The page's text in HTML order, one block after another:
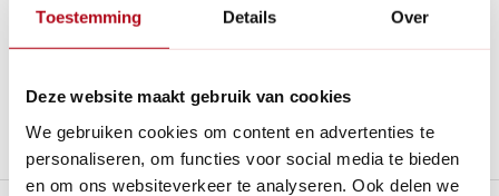
Toestemming Details Over
Deze website maakt gebruik van cookies
We gebruiken cookies om content en advertenties te
personaliseren, om functies voor social media te bieden
en om ons websiteverkeer te analyseren. Ook delen we
Nederland en €35,- in België.
Nieuw:Haal je bestelling in Wilnis bij ons op!
Stel een vraag over dit product